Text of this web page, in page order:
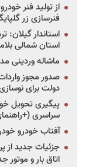
از تولید فنر
فنرسازی زر
استان شمالی
ماشاله وردینی
دولت برای
پیگیری تحویل
سراسری
آفتاب خودرو
اتاق بار و